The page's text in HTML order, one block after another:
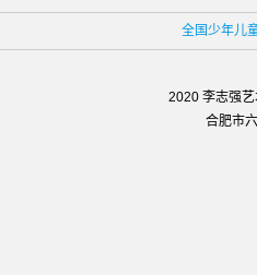
全国少年儿
2020 李志强
合肥市